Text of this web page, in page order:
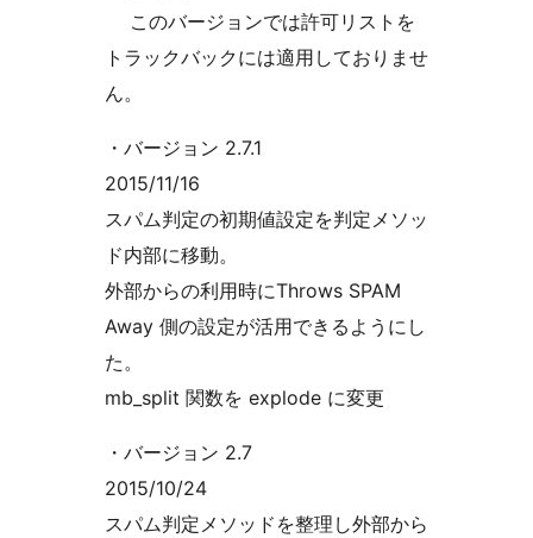
このバージョンでは許可リストを
トラックバックには適用しておりませ
ん。
・バージョン 2.7.1
2015/11/16
スパム判定の初期値設定を判定メソッ
ド内部に移動。
外部からの利用時にThrows SPAM
Away 側の設定が活用できるようにし
た。
mb_split 関数を explode に変更
・バージョン 2.7
2015/10/24
スパム判定メソッドを整理し外部から